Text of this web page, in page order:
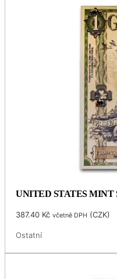
UNITED STATES MINT
387.40 Kč včetně DPH (CZK)
Ostatní